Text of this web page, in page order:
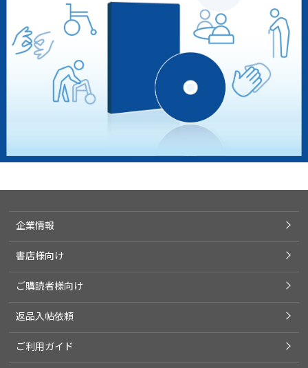
企業情報
書店様向け
ご購読者様向け
返品入帖依頼
ご利用ガイド